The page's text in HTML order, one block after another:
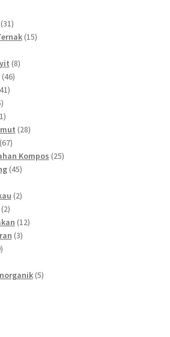
3131
products
1515
88
4646
41
55
products
31
products
2828
6767
products
Kompos 2525
4545
22
22
products
1212
33
9
55